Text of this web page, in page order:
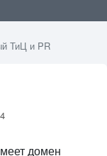
ТиЦ и PR
домен